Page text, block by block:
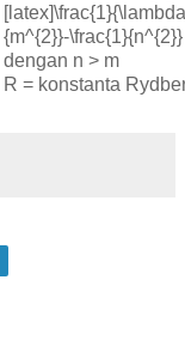
{m^{2}}-
dengan n > m
R = konstanta